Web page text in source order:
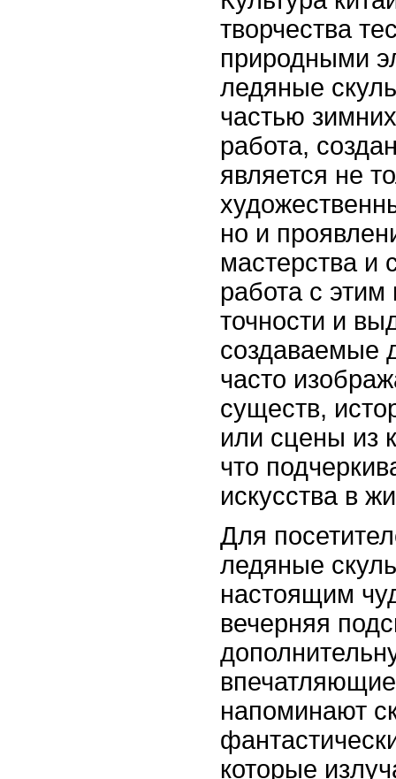
творчества
природными
ледяные
частью
работа,
является не
но и
мастерства и
работа с
точности и
создаваемые
часто
существ,
или сцены из
что
искусства в
Для
ледяные
настоящим
вечерняя
напоминают
которые